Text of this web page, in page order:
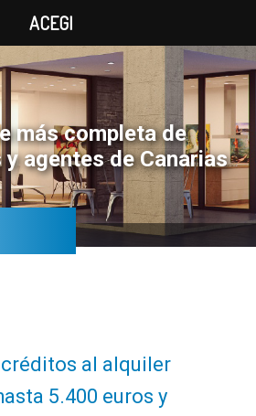
más completa de
agentes de Canarias
al alquiler
5.400 euros y
ACEGI